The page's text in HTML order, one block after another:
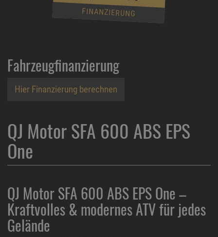
FINANZIERUNG
Fahrzeugfinanzierung
Hier Finanzierung berechnen
QJ Motor SFA 600 ABS EPS
One
QJ Motor SFA 600 ABS EPS One –
Kraftvolles & modernes ATV für jedes
Gelände